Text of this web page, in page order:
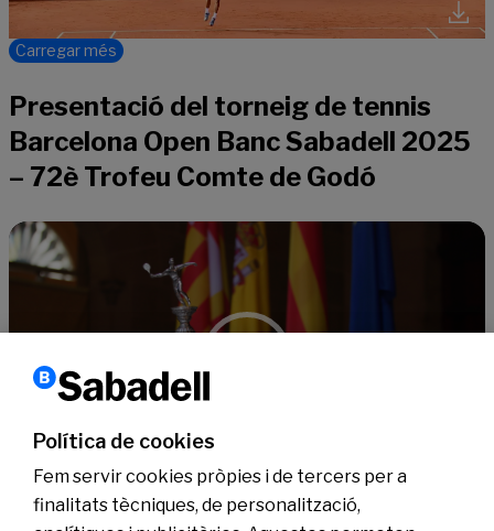
Carregar més
Presentació del torneig de tennis
Barcelona Open Banc Sabadell 2025
– 72è Trofeu Comte de Godó
Video
Player
Política de cookies
Fem servir cookies pròpies i de tercers per a
finalitats tècniques, de personalització,